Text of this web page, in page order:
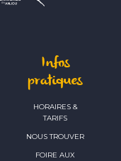
Infos
pratiques
HORAIRES &
TARIFS
NOUS TROUVER
FOIRE AUX